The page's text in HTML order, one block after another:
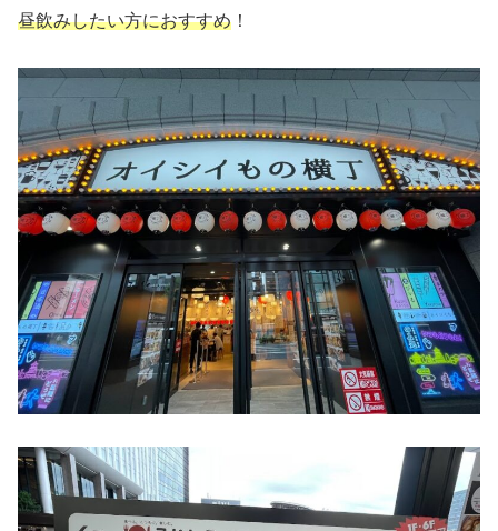
昼飲みしたい方におすすめ ！